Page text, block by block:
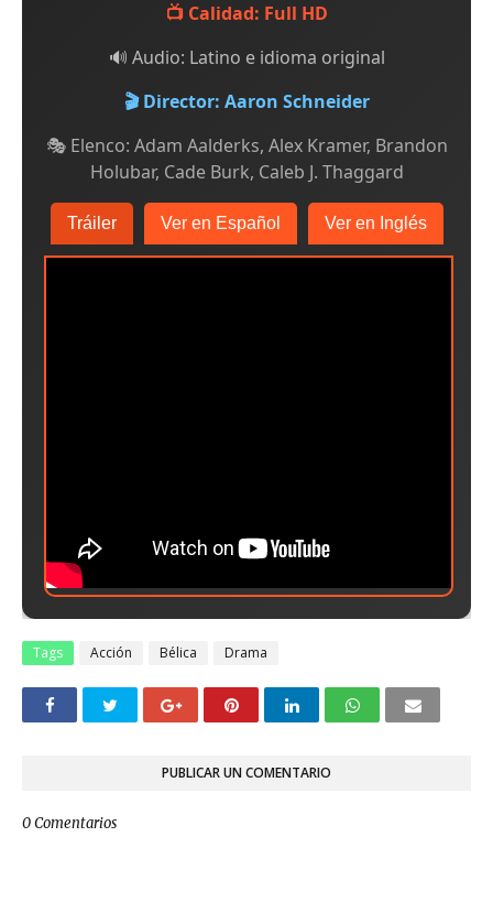
📺 Calidad: Full HD
🔊 Audio: Latino e idioma original
🎬 Director: Aaron Schneider
🎭 Elenco: Adam Aalderks, Alex Kramer, Brandon
Holubar, Cade Burk, Caleb J. Thaggard
Tráiler Ver en Español Ver en Inglés
Tags Acción Bélica Drama
PUBLICAR UN COMENTARIO
0 Comentarios